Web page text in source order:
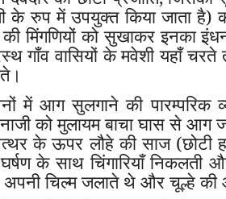
के रुप में उपयुक्त किया जाता है)
की मिंगणियों को सुखाकर इनका
गाँव वासियों के मवेशी यहाँ
में आग सुलगाने की पारम्परिक
को मुलायम बाचा घास से
के ऊपर लौहे की साज (छोटी
के साथ चिंगारियाँ
चिल्म जलाते थे और चूल्हे की